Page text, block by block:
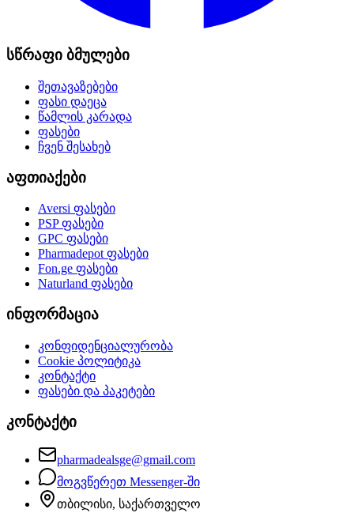
სწრაფი ბმულები
შეთავაზებები
ფასი დაეცა
წამლის კარადა
ფასები
ჩვენ შესახებ
აფთიაქები
Aversi ფასები
PSPფასები
GPC ფასები
Pharmadepotფასები
Fon.ge ფასები
Naturland ფასები
ინფორმაცია
კონფიდენციალურობა
Cookie პოლიტიკა
კონტაქტი
ფასები და პაკეტები
კონტაქტი
pharmadealsge@gmail.com
მოგვწერეთ Messenger-ში
თბილისი, საქართველო